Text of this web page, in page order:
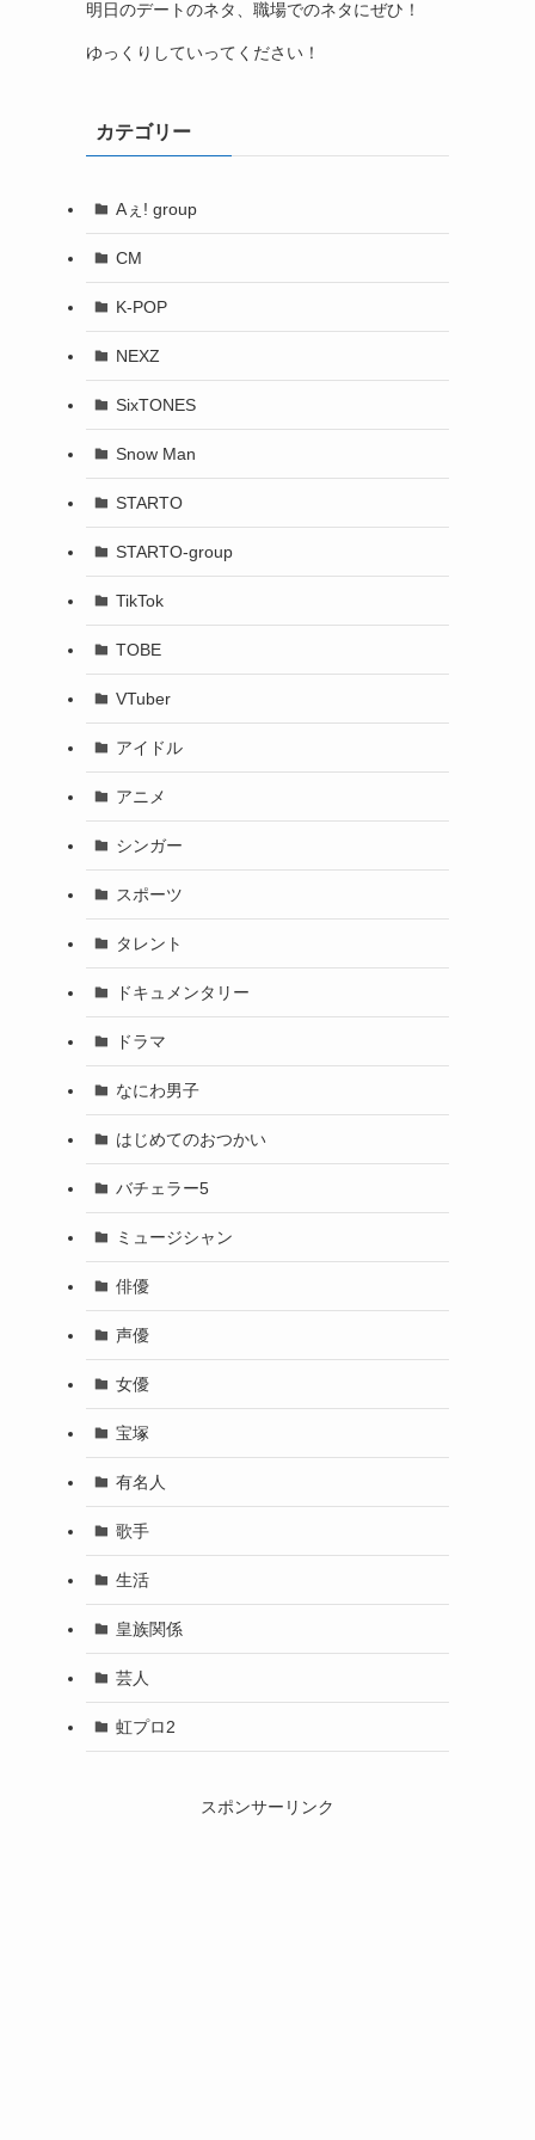
明日のデートのネタ、職場でのネタにぜひ！
ゆっくりしていってください！
カテゴリー
Aぇ! group
CM
K-POP
NEXZ
SixTONES
Snow Man
STARTO
STARTO-group
TikTok
TOBE
VTuber
アイドル
アニメ
シンガー
スポーツ
タレント
ドキュメンタリー
ドラマ
なにわ男子
はじめてのおつかい
バチェラー5
ミュージシャン
俳優
声優
女優
宝塚
有名人
歌手
生活
皇族関係
芸人
虹プロ2
スポンサーリンク